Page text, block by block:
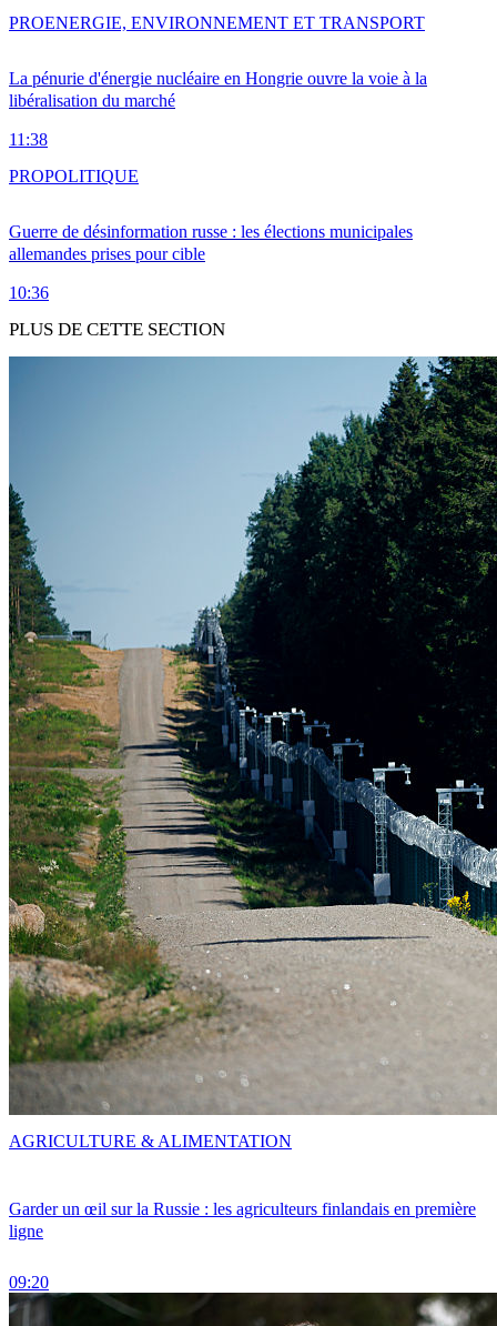
La pénurie d'énergie nucléaire en Hongrie ouvre la voie à la
libéralisation du marché
11:38
PROENERGIE, ENVIRONNEMENT ET TRANSPORT
Guerre de désinformation russe : les élections municipales
allemandes prises pour cible
10:36
PROPOLITIQUE
PLUS DE CETTE SECTION
Garder un œil sur la Russie : les agriculteurs finlandais en première
ligne
09:20
AGRICULTURE & ALIMENTATION